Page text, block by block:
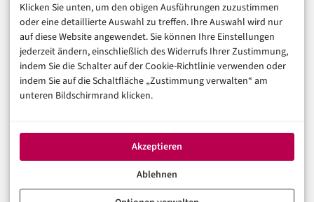
Klicken Sie unten, um den obigen Ausführungen zuzustimmen
oder eine detaillierte Auswahl zu treffen. Ihre Auswahl wird nur
auf diese Website angewendet. Sie können Ihre Einstellungen
jederzeit ändern, einschließlich des Widerrufs Ihrer Zustimmung,
indem Sie die Schalter auf der Cookie-Richtlinie verwenden oder
indem Sie auf die Schaltfläche „Zustimmung verwalten“ am
unteren Bildschirmrand klicken.
Akzeptieren
Ablehnen
Magazin
Unsere Redaktion
Werbeformate & Media Kit
Rechtliches
Datenschutzerklärung (EU)
Cookie-Richtlinie (EU)